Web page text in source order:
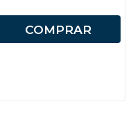
COMPRAR